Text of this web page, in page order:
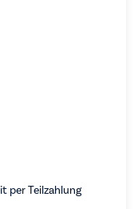
per Teilzahlung